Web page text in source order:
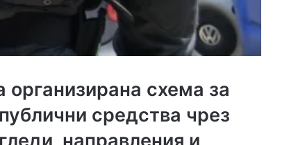
организирана схема за
средства чрез
направления и